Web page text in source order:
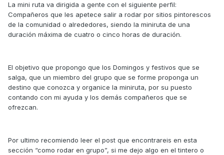
La mini ruta va dirigida a gente con el siguiente perfil:
Compañeros que les apetece salir a rodar por sitios pintorescos
de la comunidad o alrededores, siendo la miniruta de una
duración máxima de cuatro o cinco horas de duración.
El objetivo que propongo que los Domingos y festivos que se
salga, que un miembro del grupo que se forme proponga un
destino que conozca y organice la miniruta, por su puesto
contando con mi ayuda y los demás compañeros que se
ofrezcan.
Por ultimo recomiendo leer el post que encontrareis en esta
sección “como rodar en grupo”, si me dejo algo en el tintero o